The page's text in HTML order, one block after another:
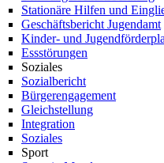
Stationäre Hilfen und
Geschäftsbericht Jugendamt
Kinder- und
Essstörungen
Soziales
Sozialbericht
Bürgerengagement
Gleichstellung
Integration
Soziales
Sport